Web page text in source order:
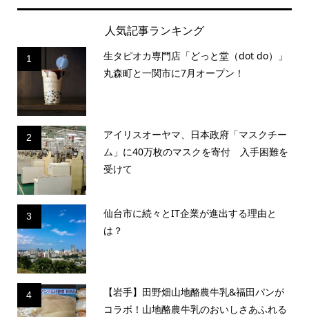
人気記事ランキング
1
生タピオカ専門店「どっと堂（dot do）」
丸森町と一関市に7月オープン！
2
アイリスオーヤマ、日本政府「マスクチー
ム」に40万枚のマスクを寄付 入手困難を
受けて
3
仙台市に続々とIT企業が進出する理由と
は？
4
【岩手】田野畑山地酪農牛乳&福田パンが
コラボ！山地酪農牛乳のおいしさあふれる